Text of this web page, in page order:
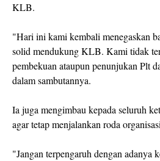
KLB.
"Hari ini kami kembali menegaskan
solid mendukung KLB. Kami tidak
pembekuan ataupun penunjukan Plt
dalam sambutannya.
Ia juga mengimbau kepada seluruh
agar tetap menjalankan roda
"Jangan terpengaruh dengan adanya